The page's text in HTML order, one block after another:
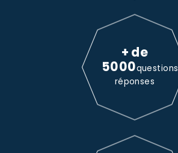
+ de
5000questions
réponses